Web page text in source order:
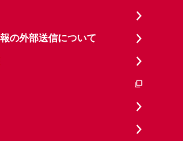
の外部送信について